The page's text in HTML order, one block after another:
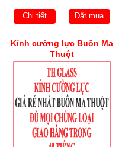
Chi tiết Đặt mua
Kính cường lực Buôn Ma
Thuột